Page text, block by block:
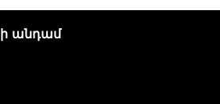
ի անդամ